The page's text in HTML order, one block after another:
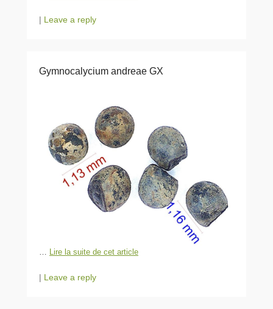
| Leave a reply
Gymnocalycium andreae GX
Lire la suite de cet article
| Leave a reply